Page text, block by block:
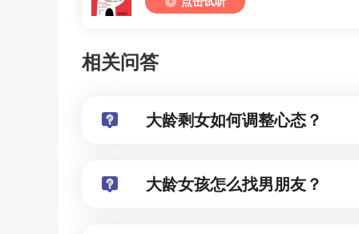
相关问答
大龄剩女如何调整心态？
大龄女孩怎么找男朋友？